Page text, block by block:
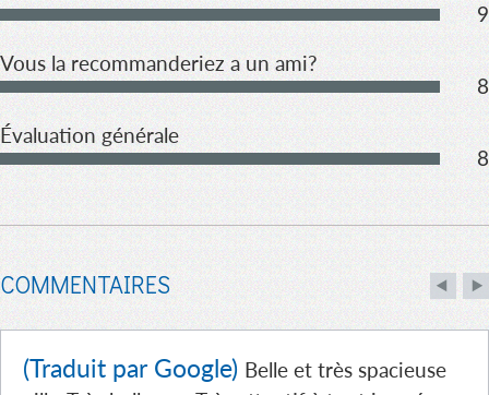
9
Vous la recommanderiez a un ami?
8
Évaluation générale
8
COMMENTAIRES
(Traduit par Google) Belle et très spacieuse